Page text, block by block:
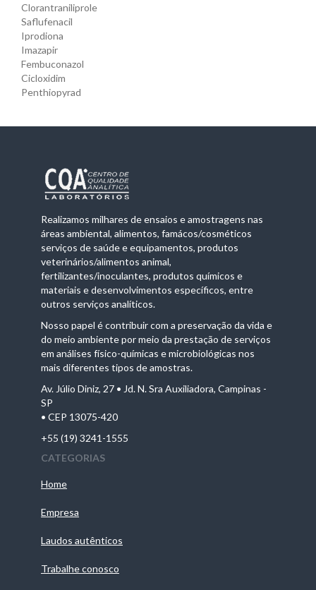
Clorantraniliprole
Saflufenacil
Iprodiona
Imazapir
Fembuconazol
Cicloxidim
Penthiopyrad
Realizamos milhares de ensaios e amostragens nas
áreas ambiental, alimentos, famácos/cosméticos
serviços de saúde e equipamentos, produtos
veterinários/alimentos animal,
fertilizantes/inoculantes, produtos químicos e
materiais e desenvolvimentos específicos, entre
outros serviços analíticos.
Nosso papel é contribuir com a preservação da vida e
do meio ambiente por meio da prestação de serviços
em análises físico-químicas e microbiológicas nos
mais diferentes tipos de amostras.
Av. Júlio Diniz, 27 • Jd. N. Sra Auxiliadora, Campinas -
SP
• CEP 13075-420
+55 (19) 3241-1555
CATEGORIAS
Home
Empresa
Laudos autênticos
Trabalhe conosco